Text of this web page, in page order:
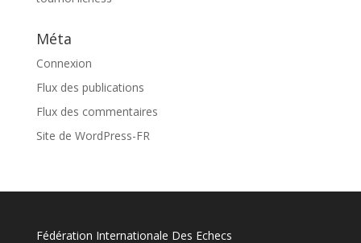
Méta
Connexion
Flux des publications
Flux des commentaires
Site de WordPress-FR
Fédération Internationale Des Echecs